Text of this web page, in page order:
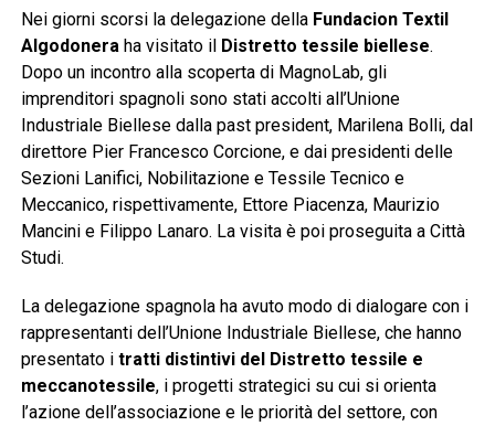
Nei giorni scorsi la delegazione della Fundacion Textil
Algodoneraha visitato il Distretto tessile biellese.
Dopo un incontro alla scoperta di MagnoLab, gli
imprenditori spagnoli sono stati accolti all’Unione
Industriale Biellese dalla past president, Marilena Bolli, dal
direttore Pier Francesco Corcione, e dai presidenti delle
Sezioni Lanifici, Nobilitazione e Tessile Tecnico e
Meccanico, rispettivamente, Ettore Piacenza, Maurizio
Mancini e Filippo Lanaro. La visita è poi proseguita a Città
Studi.
La delegazione spagnola ha avuto modo di dialogare con i
rappresentanti dell’Unione Industriale Biellese, che hanno
presentato i tratti distintivi del Distretto tessile e
meccanotessile, i progetti strategici su cui si orienta
l’azione dell’associazione e le priorità del settore, con